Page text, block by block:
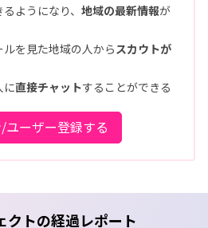
ようになり、 地域の最新情報が
を見た地域の人から スカウトが
に直接チャットすることができる
ユーザー登録する
クトの経過レポート